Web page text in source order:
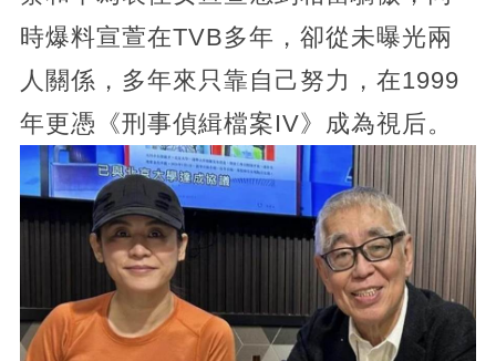
時爆料宣萱在TVB多年，卻從未曝光兩
人關係，多年來只靠自己努力，在1999
年更憑《刑事偵緝檔案IV》成為視后。